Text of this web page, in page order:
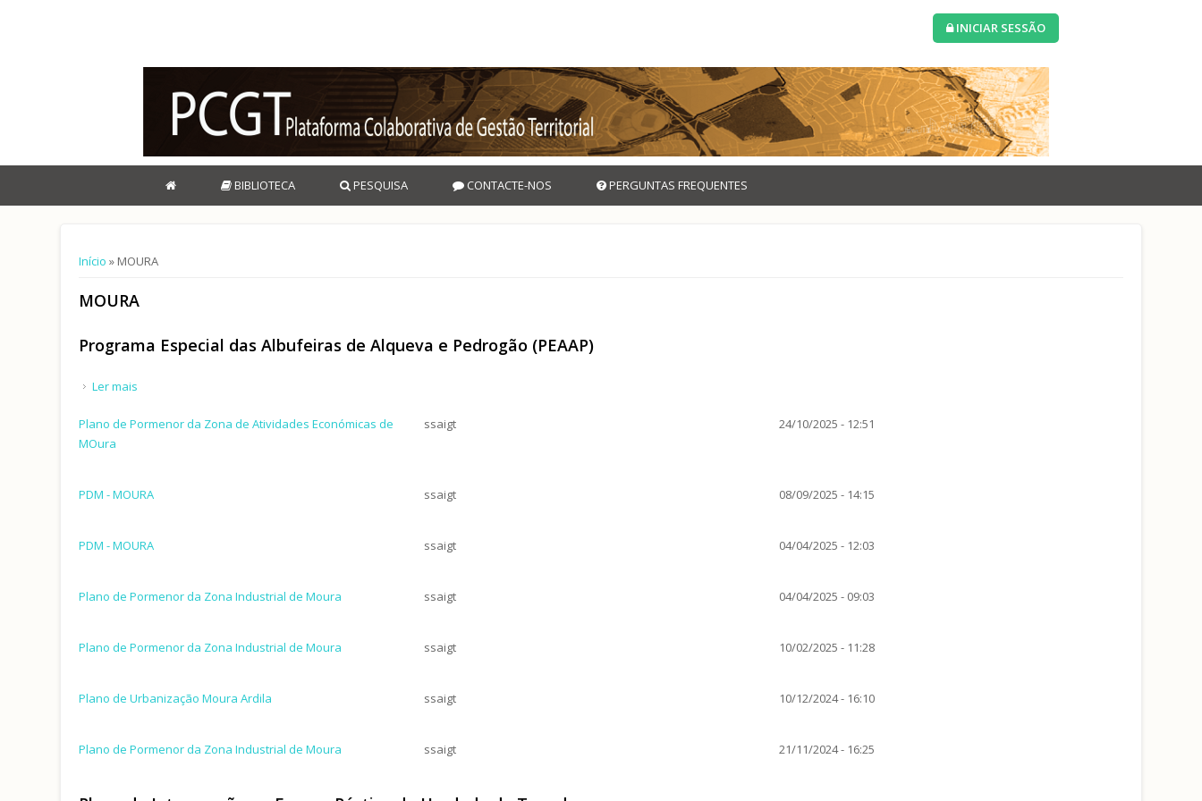
INICIAR SESSÃO
BIBLIOTECA PESQUISA CONTACTE-NOS PERGUNTAS FREQUENTES
Está aqui
Início » MOURA
MOURA
Programa Especial das Albufeiras de Alqueva e Pedrogão (PEAAP)
Ler mais
Plano de Pormenor da Zona de Atividades Económicas de
MOura
ssaigt 24/10/2025 - 12:51
PDM - MOURA ssaigt 08/09/2025 - 14:15
PDM - MOURA ssaigt 04/04/2025 - 12:03
Plano de Pormenor da Zona Industrial de Moura ssaigt 04/04/2025 - 09:03
Plano de Pormenor da Zona Industrial de Moura ssaigt 10/02/2025 - 11:28
Plano de Urbanização Moura Ardila ssaigt 10/12/2024 - 16:10
Plano de Pormenor da Zona Industrial de Moura ssaigt 21/11/2024 - 16:25